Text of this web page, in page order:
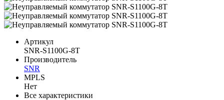
Артикул
SNR-S1100G-8T
Производитель
SNR
MPLS
Нет
Все характеристики